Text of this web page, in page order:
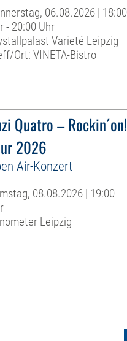
06.08.2026 | 18:00
- 20:00 Uhr
Varieté Leipzig
Ort: VINETA-Bistro
Quatro – Rockin´on!
2026
Air-Konzert
08.08.2026 | 19:00
Leipzig